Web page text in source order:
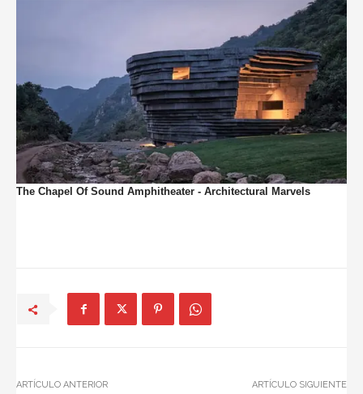
ARTÍCULO ANTERIOR ARTÍCULO SIGUIENTE